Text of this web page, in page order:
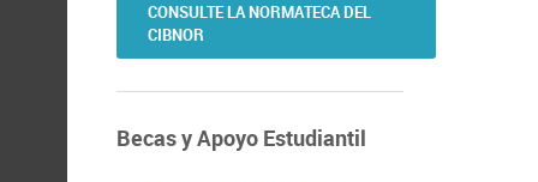
CONSULTE LA NORMATECA DEL
CIBNOR
Becas y Apoyo Estudiantil